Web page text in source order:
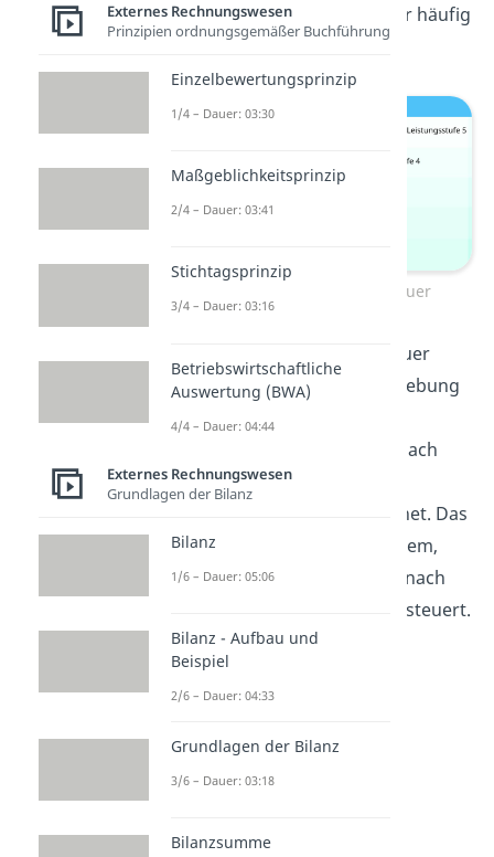
Bezeichnung Mehrwertsteuer häufig
auf Belegen etc. findet.
Umsatzsteuer Mehrwertsteuer
Der Begriff der Mehrwertsteuer
leitet sich von der Art der Erhebung
der Umsatzsteuer ab. Die
Umsatzsteuer wird nämlich nach
dem Prinzip der
Mehrwertschöpfung berechnet. Das
nennt man das Allphasensystem,
denn jeder Umsatz wird demnach
auf jeder Wirtschaftsstufe besteuert.
Externes Rechnungswesen
Prinzipien ordnungsgemäßer Buchführung
Einzelbewertungsprinzip
1/4 – Dauer: 03:30
Maßgeblichkeitsprinzip
2/4 – Dauer: 03:41
Stichtagsprinzip
3/4 – Dauer: 03:16
Betriebswirtschaftliche
Auswertung (BWA)
4/4 – Dauer: 04:44
Externes Rechnungswesen
Grundlagen der Bilanz
Bilanz
1/6 – Dauer: 05:06
Bilanz - Aufbau und
Beispiel
2/6 – Dauer: 04:33
Grundlagen der Bilanz
3/6 – Dauer: 03:18
Bilanzsumme